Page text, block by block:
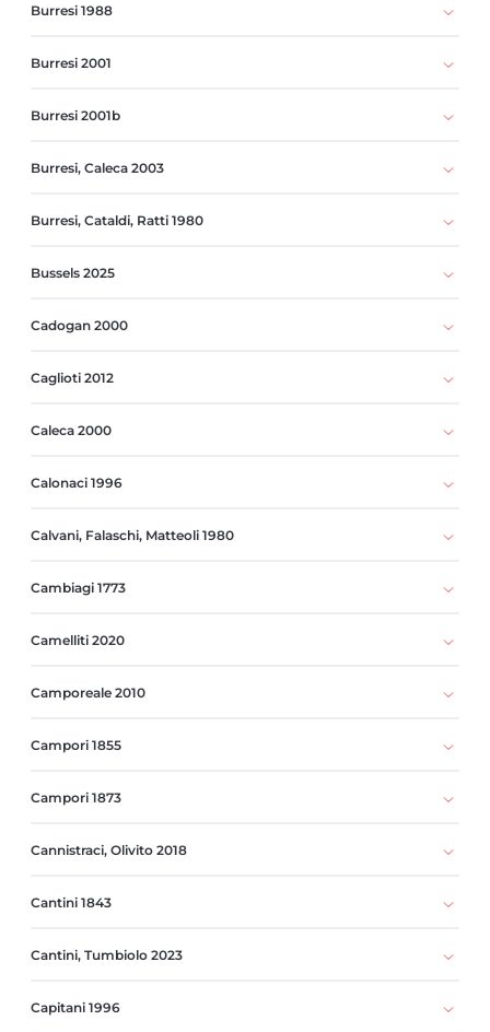
Burresi 1988
Burresi 2001
Burresi 2001b
Burresi, Caleca 2003
Burresi, Cataldi, Ratti 1980
Bussels 2025
Cadogan 2000
Caglioti 2012
Caleca 2000
Calonaci 1996
Calvani, Falaschi, Matteoli 1980
Cambiagi 1773
Camelliti 2020
Camporeale 2010
Campori 1855
Campori 1873
Cannistraci, Olivito 2018
Cantini 1843
Cantini, Tumbiolo 2023
Capitani 1996